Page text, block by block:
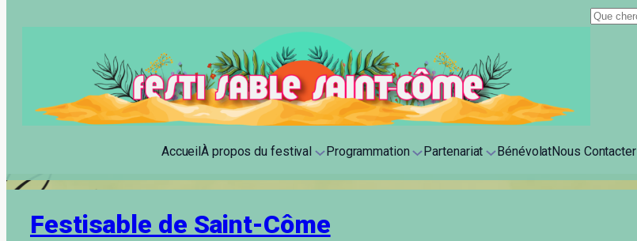
AccueilÀ propos du festival Programmation Partenariat BénévolatNous Contacter
Festisable de Saint-Côme